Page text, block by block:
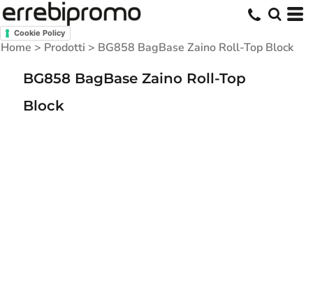
Cookie Policy
Home > Prodotti > BG858 BagBase Zaino Roll-Top Block
BG858 BagBase Zaino Roll-Top
Block